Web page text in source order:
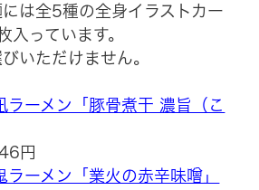
は全5種の全身イラストカー
入っています。
いただけません。
ラーメン「豚骨煮干 濃旨（こ
円
ラーメン「業火の赤辛味噌」